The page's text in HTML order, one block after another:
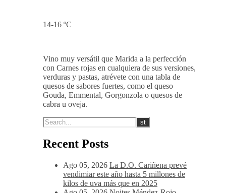
14-16 ºC
Vino muy versátil que Marida a la perfección
con Carnes rojas en cualquiera de sus versiones,
verduras y pastas, atrévete con una tabla de
quesos de sabores fuertes, como el queso
Gouda, Emmental, Gorgonzola o quesos de
cabra u oveja.
Recent Posts
Ago 05, 2026 La D.O. Cariñena prevé
vendimiar este año hasta 5 millones de
kilos de uva más que en 2025